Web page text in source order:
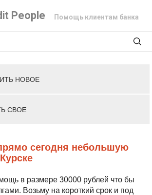
People Помощь клиентам банка
НОВОЕ
СВОЕ
в размере 30000 рублей что бы
Возьму на короткий срок и под